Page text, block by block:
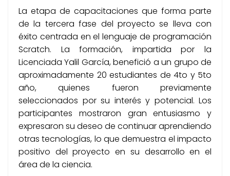
La etapa de capacitaciones que forma parte
de la tercera fase del proyecto se lleva con
éxito centrada en el lenguaje de programación
Scratch. La formación, impartida por la
Licenciada Yalil García, benefició a un grupo de
aproximadamente 20 estudiantes de 4to y 5to
año, quienes fueron previamente
seleccionados por su interés y potencial. Los
participantes mostraron gran entusiasmo y
expresaron su deseo de continuar aprendiendo
otras tecnologías, lo que demuestra el impacto
positivo del proyecto en su desarrollo en el
área de la ciencia.